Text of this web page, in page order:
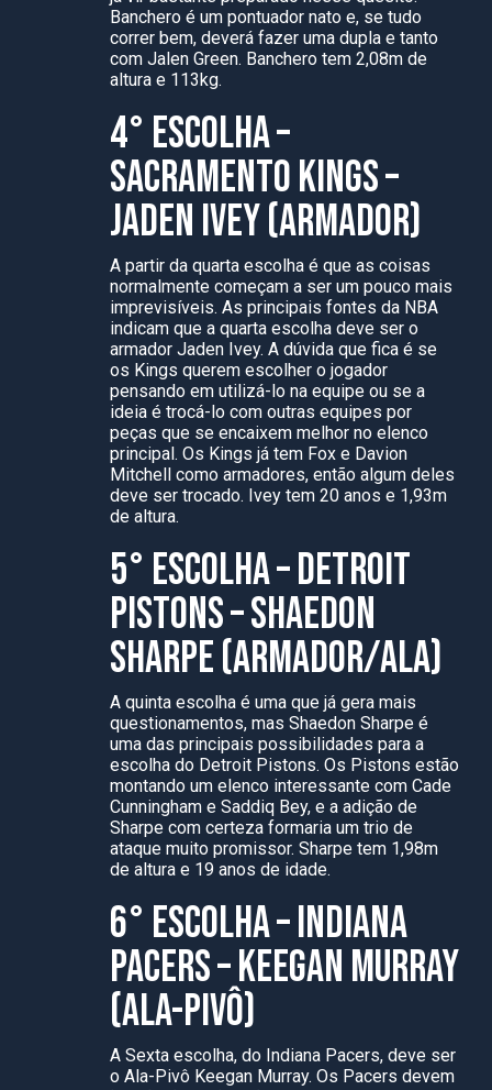
Banchero é um pontuador nato e, se tudo
correr bem, deverá fazer uma dupla e tanto
com Jalen Green. Banchero tem 2,08m de
altura e 113kg.
4° ESCOLHA –
SACRAMENTO KINGS –
JADEN IVEY (ARMADOR)
A partir da quarta escolha é que as coisas
normalmente começam a ser um pouco mais
imprevisíveis. As principais fontes da NBA
indicam que a quarta escolha deve ser o
armador Jaden Ivey. A dúvida que fica é se
os Kings querem escolher o jogador
pensando em utilizá-lo na equipe ou se a
ideia é trocá-lo com outras equipes por
peças que se encaixem melhor no elenco
principal. Os Kings já tem Fox e Davion
Mitchell como armadores, então algum deles
deve ser trocado. Ivey tem 20 anos e 1,93m
de altura.
5° ESCOLHA – DETROIT
PISTONS – SHAEDON
SHARPE (ARMADOR/ALA)
A quinta escolha é uma que já gera mais
questionamentos, mas Shaedon Sharpe é
uma das principais possibilidades para a
escolha do Detroit Pistons. Os Pistons estão
montando um elenco interessante com Cade
Cunningham e Saddiq Bey, e a adição de
Sharpe com certeza formaria um trio de
ataque muito promissor. Sharpe tem 1,98m
de altura e 19 anos de idade.
6° ESCOLHA – INDIANA
PACERS – KEEGAN MURRAY
(ALA-PIVÔ)
A Sexta escolha, do Indiana Pacers, deve ser
o Ala-Pivô Keegan Murray. Os Pacers devem